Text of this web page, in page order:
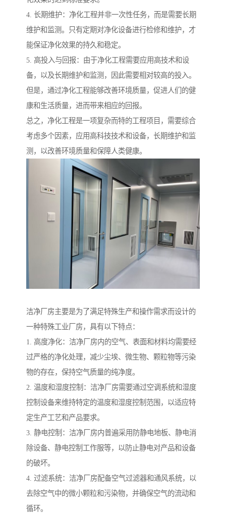
4. 长期维护：净化工程并非一次性任务，而是需要长期
维护和监测。只有定期对净化设备进行检修和维护，才
能保证净化效果的持久和稳定。
5. 高投入与回报：由于净化工程需要应用高技术和设
备，以及长期维护和监测，因此需要相对较高的投入。
但是，通过净化工程能够改善环境质量，促进人们的健
康和生活质量，进而带来相应的回报。
总之，净化工程是一项复杂而特的工程项目，需要综合
考虑多个因素，应用高科技技术和设备，长期维护和监
测，以改善环境质量和保障人类健康。
洁净厂房主要是为了满足特殊生产和操作需求而设计的
一种特殊工业厂房，具有以下特点：
1. 高度净化：洁净厂房内的空气、表面和材料均需要经
过严格的净化处理，减少尘埃、微生物、颗粒物等污染
物的存在，保持空气质量的纯净度。
2. 温度和湿度控制：洁净厂房需要通过空调系统和湿度
控制设备来维持特定的温度和湿度控制范围，以适应特
定生产工艺和产品要求。
3. 静电控制：洁净厂房内普遍采用防静电地板、静电消
除设备、静电控制工作服等，以防止静电对产品和设备
的破坏。
4. 过滤系统：洁净厂房配备空气过滤器和通风系统，以
去除空气中的微小颗粒和污染物，并确保空气的流动和
循环。